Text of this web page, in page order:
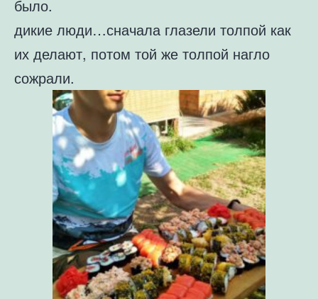
было.
дикие люди…сначала глазели толпой как
их делают, потом той же толпой нагло
сожрали.